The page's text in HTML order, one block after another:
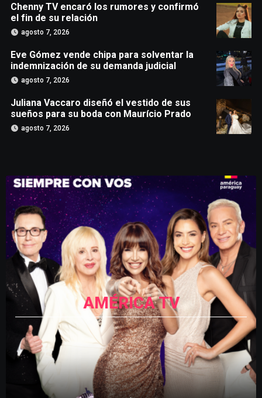
Chenny TV encaró los rumores y confirmó
el fin de su relación
agosto 7, 2026
Eve Gómez vende chipa para solventar la
indemnización de su demanda judicial
agosto 7, 2026
Juliana Vaccaro diseñó el vestido de sus
sueños para su boda con Maurício Prado
agosto 7, 2026
AMÉRICA TV